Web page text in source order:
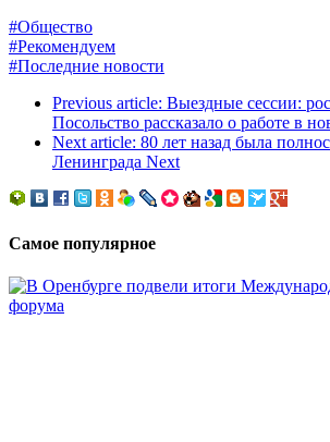
#Общество
#Рекомендуем
#Последние новости
Previous article: Выездные сессии:
Посольство рассказало о работе в
Next article: 80 лет назад была
Ленинграда Next
Самое популярное